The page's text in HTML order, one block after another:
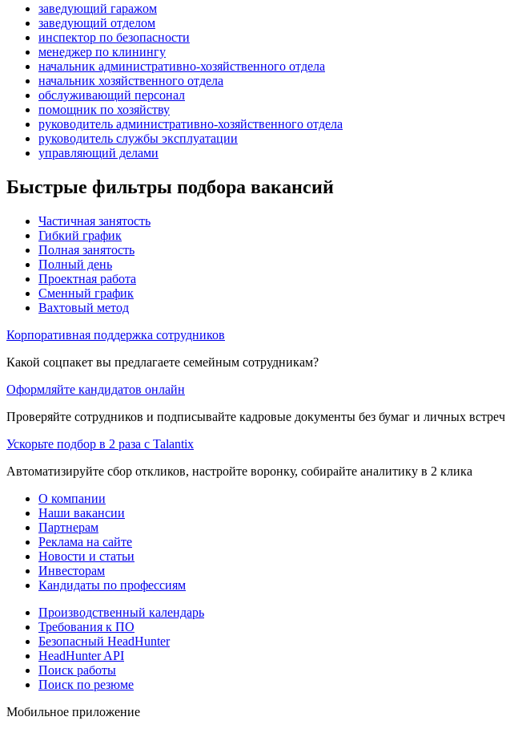
заведующий гаражом
заведующий отделом
инспектор по безопасности
менеджер по клинингу
начальник административно-хозяйственного отдела
начальник хозяйственного отдела
обслуживающий персонал
помощник по хозяйству
руководитель административно-хозяйственного отдела
руководитель службы эксплуатации
управляющий делами
Быстрые фильтры подбора вакансий
Частичная занятость
Гибкий график
Полная занятость
Полный день
Проектная работа
Сменный график
Вахтовый метод
Корпоративная поддержка сотрудников
Какой соцпакет вы предлагаете семейным сотрудникам?
Оформляйте кандидатов онлайн
Проверяйте сотрудников и подписывайте кадровые документы без бумаг и личных встреч
Ускорьте подбор в 2 раза с Talantix
Автоматизируйте сбор откликов, настройте воронку, собирайте аналитику в 2 клика
О компании
Наши вакансии
Партнерам
Реклама на сайте
Новости и статьи
Инвесторам
Кандидаты по профессиям
Производственный календарь
Требования к ПО
Безопасный HeadHunter
HeadHunter API
Поиск работы
Поиск по резюме
Мобильное приложение